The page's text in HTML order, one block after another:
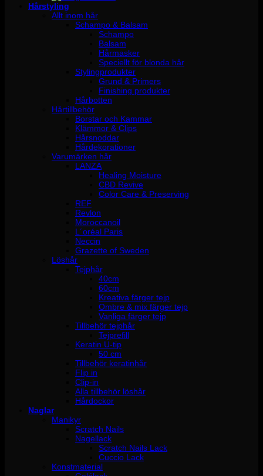
Hårstyling
Allt inom hår
Schampo & Balsam
Schampo
Balsam
Hårmasker
Speciellt för blonda hår
Stylingprodukter
Grund & Primers
Finishing produkter
Hårbotten
Hårtillbehör
Borstar och Kammar
Klämmor & Clips
Hårsnoddar
Hårdekorationer
Varumärken hår
LANZA
Healing Moisture
CBD Revive
Color Care & Preserving
REF
Revlon
Moroccanoil
L´oréal Paris
Neccin
Grazette of Sweden
Löshår
Tejphår
40cm
60cm
Kreativa färger tejp
Ombre & mix färger tejp
Vanliga färger tejp
Tillbehör tejphår
Tejprefill
Keratin U-tip
50 cm
Tillbehör keratinhår
Flip in
Clip-in
Alla tillbehör löshår
Hårdockor
Naglar
Manikyr
Scratch Nails
Nagellack
Scratch Nails Lack
Cuccio Lack
Konstmaterial